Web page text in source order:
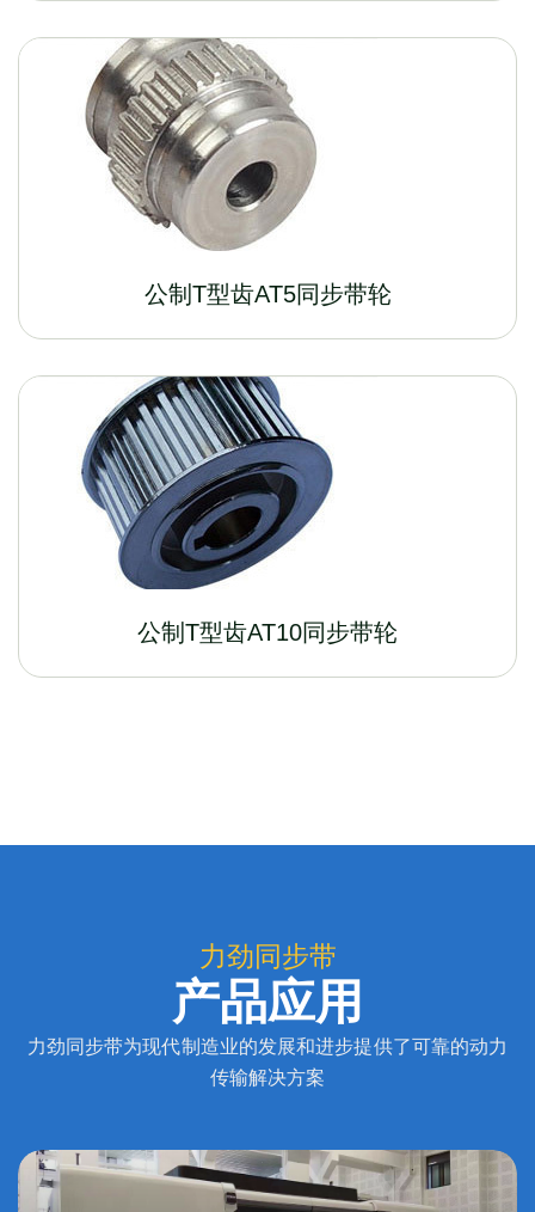
公制T型齿AT5同步带轮
公制T型齿AT10同步带轮
力劲同步带
产品应用
力劲同步带为现代制造业的发展和进步提供了可靠的动力
传输解决方案